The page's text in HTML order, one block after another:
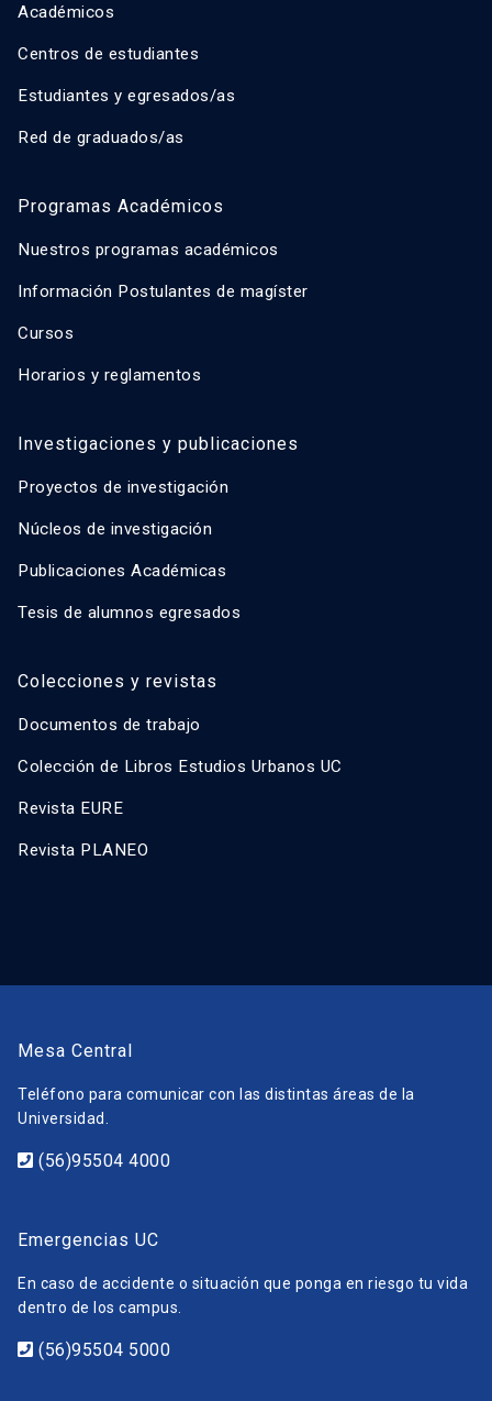
Académicos
Centros de estudiantes
Estudiantes y egresados/as
Red de graduados/as
Programas Académicos
Nuestros programas académicos
Información Postulantes de magíster
Cursos
Horarios y reglamentos
Investigaciones y publicaciones
Proyectos de investigación
Núcleos de investigación
Publicaciones Académicas
Tesis de alumnos egresados
Colecciones y revistas
Documentos de trabajo
Colección de Libros Estudios Urbanos UC
Revista EURE
Revista PLANEO
Mesa Central
Teléfono para comunicar con las distintas áreas de la
Universidad.
(56)95504 4000
Emergencias UC
En caso de accidente o situación que ponga en riesgo tu vida
dentro de los campus.
(56)95504 5000